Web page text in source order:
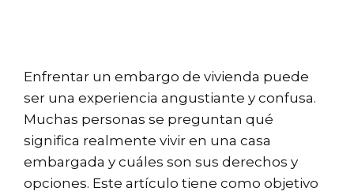
Enfrentar un embargo de vivienda puede
ser una experiencia angustiante y confusa.
Muchas personas se preguntan qué
significa realmente vivir en una casa
embargada y cuáles son sus derechos y
opciones. Este artículo tiene como objetivo